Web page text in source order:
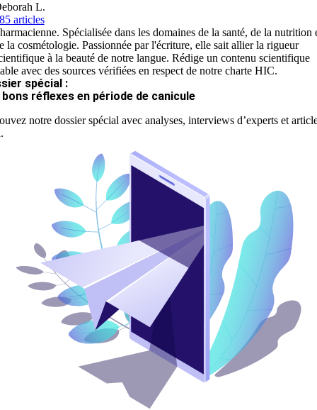
L.
articles
Spécialisée dans les domaines de la santé, de la nutrition
la cosmétologie. Passionnée par l'écriture, elle sait allier la rigueur
à la beauté de notre langue. Rédige un contenu scientifique
avec des sources vérifiées en respect de notre charte HIC.
spécial :
bons réflexes en période de canicule
notre dossier spécial avec analyses, interviews d’experts et